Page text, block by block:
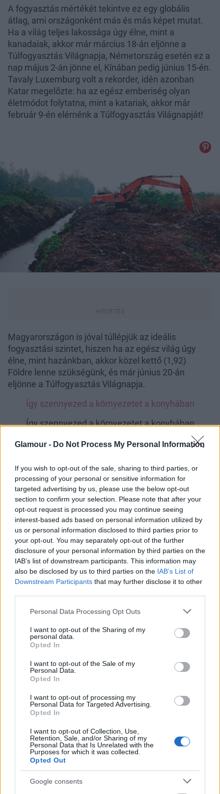
Glamour - Do Not Process My Personal Information
If you wish to opt-out of the sale, sharing to third parties, or
processing of your personal or sensitive information for
targeted advertising by us, please use the below opt-out
section to confirm your selection. Please note that after your
opt-out request is processed you may continue seeing
interest-based ads based on personal information utilized by
us or personal information disclosed to third parties prior to
your opt-out. You may separately opt-out of the further
disclosure of your personal information by third parties on the
IAB’s list of downstream participants. This information may
also be disclosed by us to third parties on the IAB’s List of
Downstream Participants that may further disclose it to other
Please note that this website/app uses one or more Google
not limited to your visit or usage behaviour. You may click to
grant or deny consent to Google and its third-party tags to
use your data for below specified purposes in below Google
consent section.
Personal Data Processing Opt Outs
I want to opt-out of the Sharing of my
personal data.
Opted In
I want to opt-out of the Sale of my
Personal Data.
Opted In
I want to opt-out of processing my
Personal Data for Targeted Advertising.
Opted In
I want to opt-out of Collection, Use,
Retention, Sale, and/or Sharing of my
Personal Data that Is Unrelated with the
Purposes for which it was collected.
Opted Out
Google consents
A fogyasztás mértékét tekintve ez egy globális
átlag, ami országonként más és más képet mutat.
Ha a világ teljes lakossága úgy élne, mint a
kanadaiak, akkor már március 18-án eljönne a
Túlfogyasztás Világnapja, Németország esetén ez a
nap május 2-án jönne el, Kínában pedig június 15-én.
Tavaly Luxemburg volt a rekorder, idén azonban
Katar megelőzte: ha az egész emberiség olyan
életmódot folytatna, mint a katariak, akkor már
február 9-én elérnénk a Túlfogyasztás Világnapját!
Magyarországon is jóval túllépjük az ideális
fogyasztási szintet, hiszen ha az egész világ úgy
élne, mint hazánkban, akkor közel kettő (1,92)
Földre lenne szükségünk, és már június 20-án
eljönne a Túlfogyasztás Világnapja.
Így szennyezed a környezetet a konyhában
Így szennyezed a környezetet a konyhában
A legkisebb ökológiai lábnyom olyan országokban
mutatható ki, mint például Marokkó, Kirgizisztán,
Niger, Albánia vagy Pápua Új-Guinea.
Ez a fogyasztási szint azonban nem tartható fenn.
Társadalmunk, jólétünk és gazdaságunk azokra a
szolgáltatásokra épül, amelyeket csak egészséges
ökoszisztémák tudnak nyújtani. Természeti
környezetünk azonban degradálódik, sőt, össze is
omolhat. A Föld biológiai sokfélesége már most
rendkívüli tempóban csökken, az éghajlatváltozás
hatásai pedig egyre súlyosbodnak – ezért a
Túlfogyasztás Világnapja egy fontos emlékeztető: a
javulás érdekében sürgős lépéseket kell tennie az
egész világnak, beleértve az országokat és az